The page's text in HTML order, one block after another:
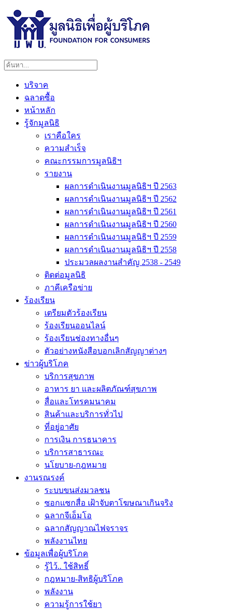
บริจาค
ฉลาดซื้อ
หน้าหลัก
รู้จักมูลนิธิ
เราคือใคร
ความสำเร็จ
คณะกรรมการมูลนิธิฯ
รายงาน
ผลการดำเนินงานมูลนิธิฯ ปี 2563
ผลการดำเนินงานมูลนิธิฯ ปี 2562
ผลการดำเนินงานมูลนิธิฯ ปี 2561
ผลการดำเนินงานมูลนิธิฯ ปี 2560
ผลการดำเนินงานมูลนิธิฯ ปี 2559
ผลการดำเนินงานมูลนิธิฯ ปี 2558
ประมวลผลงานสำคัญ 2538 - 2549
ติดต่อมูลนิธิ
ภาคีเครือข่าย
ร้องเรียน
เตรียมตัวร้องเรียน
ร้องเรียนออนไลน์
ร้องเรียนช่องทางอื่นๆ
ตัวอย่างหนังสือบอกเลิกสัญญาต่างๆ
ข่าวผู้บริโภค
บริการสุขภาพ
อาหาร ยา และผลิตภัณฑ์สุขภาพ
สื่อและโทรคมนาคม
สินค้าและบริการทั่วไป
ที่อยู่อาศัย
การเงิน การธนาคาร
บริการสาธารณะ
นโยบาย-กฎหมาย
งานรณรงค์
ระบบขนส่งมวลชน
ซอกแซกสื่อ เฝ้าจับตาโฆษณาเกินจริง
ฉลากจีเอ็มโอ
ฉลากสัญญาณไฟจราจร
พลังงานไทย
ข้อมูลเพื่อผู้บริโภค
รู้ไว้.. ใช้สิทธิ์
กฎหมาย-สิทธิผู้บริโภค
พลังงาน
ความรู้การใช้ยา